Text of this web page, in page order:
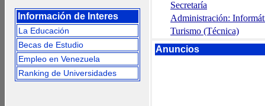
Información de Interes
La Educación
Becas de Estudio
Empleo en Venezuela
Ranking de Universidades
Secretaría
Administración:
Turismo (Técnica)
Anuncios